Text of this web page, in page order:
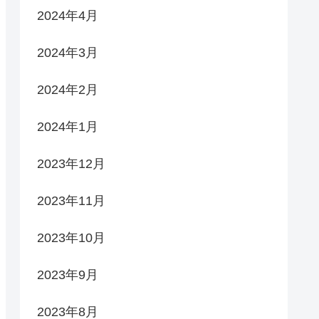
2024年4月
2024年3月
2024年2月
2024年1月
2023年12月
2023年11月
2023年10月
2023年9月
2023年8月